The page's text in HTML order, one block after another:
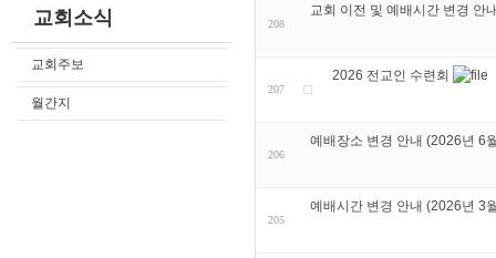
교회소식
교회주보
월간지
208
교회 이전 및 예배시간 변경 안
207
2026 전교인 수련회
206
예배장소 변경 안내 (2026년 6
205
예배시간 변경 안내 (2026년 3